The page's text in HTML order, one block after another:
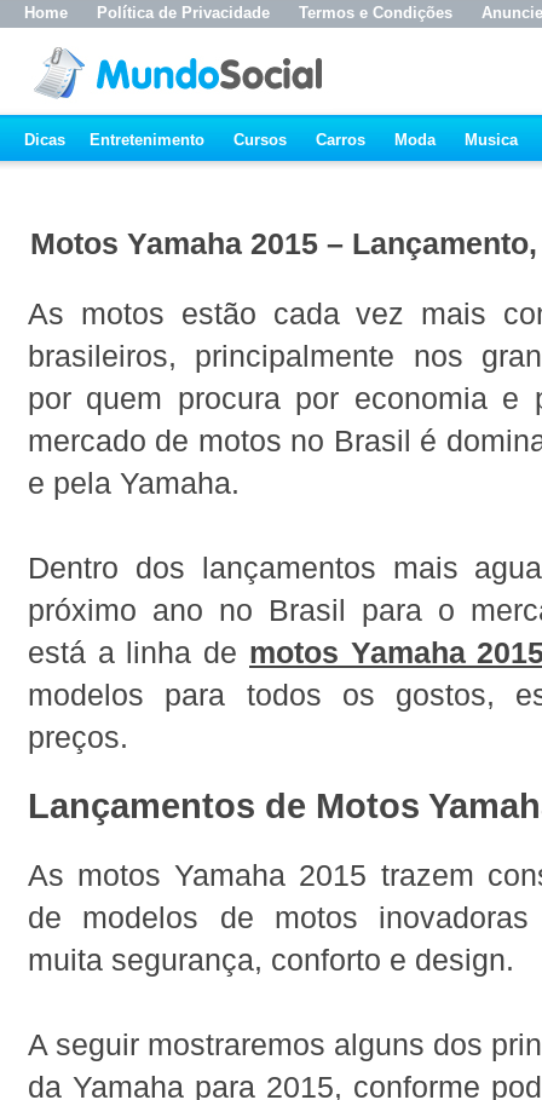
Home Política de Privacidade Termos e Condições Anuncie
Dicas Entretenimento Cursos Carros Moda Musica
Motos Yamaha 2015 –
As motos estão cada vez mais
brasileiros, principalmente nos
por quem procura por economia e
mercado de motos no Brasil é
e pela Yamaha.
Dentro dos lançamentos mais
próximo ano no Brasil para o
está a linha de motos Yamaha
modelos para todos os gostos,
preços.
Lançamentos de Motos
As motos Yamaha 2015 trazem
de modelos de motos
muita segurança, conforto e design.
A seguir mostraremos alguns dos
da Yamaha para 2015, conforme